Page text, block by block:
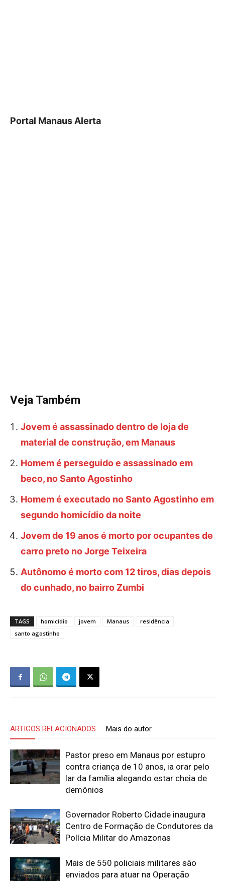
Portal Manaus Alerta
Veja Também
Jovem é assassinado dentro de loja de
material de construção, em Manaus
Homem é perseguido e assassinado em
beco, no Santo Agostinho
Homem é executado no Santo Agostinho em
segundo homicídio da noite
Jovem de 19 anos é morto por ocupantes de
carro preto no Jorge Teixeira
Autônomo é morto com 12 tiros, dias depois
do cunhado, no bairro Zumbi
TAGS homicídio jovem Manaus
residência
santo agostinho
ARTIGOS RELACIONADOS Mais do autor
Pastor preso em Manaus por estupro
contra criança de 10 anos, ia orar pelo
lar da família alegando estar cheia de
demônios
Governador Roberto Cidade inaugura
Centro de Formação de Condutores da
Polícia Militar do Amazonas
Mais de 550 policiais militares são
enviados para atuar na Operação